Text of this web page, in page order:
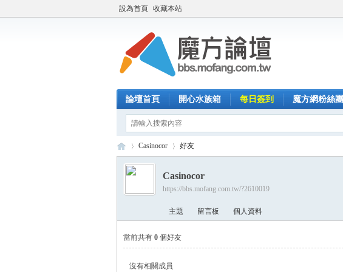
設為首頁 收藏本站
論壇首頁 開心水族箱 每日簽到 魔方網粉絲團
›
Casinocor 好友
Casinocor
https://bbs.mofang.com.tw/?2610019
主題 留言板 個人資料
當前共有 0 個好友
沒有相關成員